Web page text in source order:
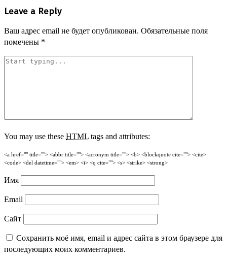
Leave a Reply
Ваш адрес email не будет опубликован. Обязательные поля
помечены *
You may use these HTML tags and attributes:
<a href="" title=""> <abbr title=""> <acronym title=""> <b> <blockquote cite=""> <cite>
<code> <del datetime=""> <em> <i> <q cite=""> <s> <strike> <strong>
Имя
Email
Сайт
Сохранить моё имя, email и адрес сайта в этом браузере для
последующих моих комментариев.